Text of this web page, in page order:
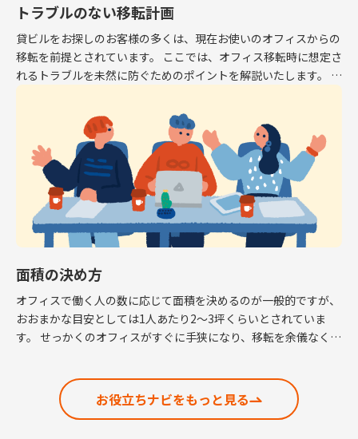
トラブルのない移転計画
貸ビルをお探しのお客様の多くは、現在お使いのオフィスからの
移転を前提とされています。 ここでは、オフィス移転時に想定さ
れるトラブルを未然に防ぐためのポイントを解説いたします。 解
約予告 現在お使いのオフィスから移転する場 […]
面積の決め方
オフィスで働く人の数に応じて面積を決めるのが一般的ですが、
おおまかな目安としては1人あたり2～3坪くらいとされていま
す。 せっかくのオフィスがすぐに手狭になり、移転を余儀なくさ
お役立ちナビをもっと見る